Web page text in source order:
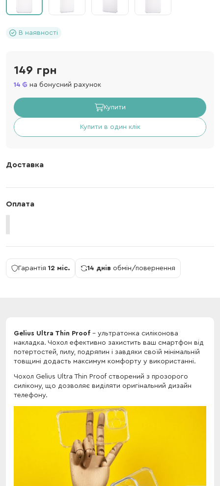
В наявності
149 грн
14 на бонусний рахунок
Купити
Купити в один клік
Доставка
Оплата
Гарантія 12 міс. 14 днів обмін/повернення
Gelius Ultra Thin Proof - ультратонка силіконова
накладка. Чохол ефективно захистить ваш смартфон від
потертостей, пилу, подряпин і завдяки своїй мінімальній
товщині додасть максимум комфорту у використанні.
Чохол Gelius Ultra Thin Proof створений з прозорого
силікону, що дозволяє виділяти оригінальний дизайн
телефону.